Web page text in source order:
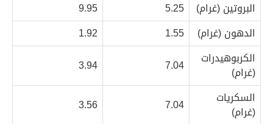
البروتين (غرام) 5.25
9.95
الدهون (غرام)
1.55
1.92
الكربوهيدرات
(غرام) 7.04
3.94
السكريات
(غرام) 7.04
3.56